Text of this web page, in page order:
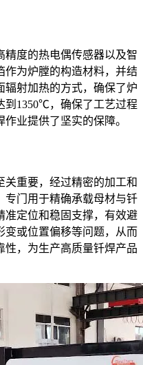
精度的热电偶传感器以及智
作为炉膛的构造材料，并结
辐射加热的方式，确保了炉
到1350℃，确保了工艺过程
业提供了坚实的保障。
重要，经过精密的加工和
专门用于精确承载母材与钎
准定位和稳固支撑，有效避
变或位置偏移等问题，从而
性，为生产高质量钎焊产品